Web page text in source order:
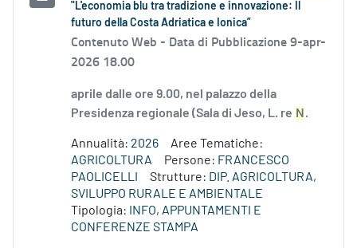
"L'economia blu tra tradizione e innovazione: Il
futuro della Costa Adriatica e Ionica”
Contenuto Web - Data di Pubblicazione 9-apr-
2026 18.00
aprile dalle ore 9.00, nel palazzo della
Presidenza regionale (Sala di Jeso, L. re N .
Annualità: 2026
Aree Tematiche:
AGRICOLTURA
Persone: FRANCESCO
PAOLICELLI
Strutture: DIP. AGRICOLTURA,
SVILUPPO RURALE E AMBIENTALE
Tipologia:
INFO, APPUNTAMENTI E
CONFERENZE STAMPA